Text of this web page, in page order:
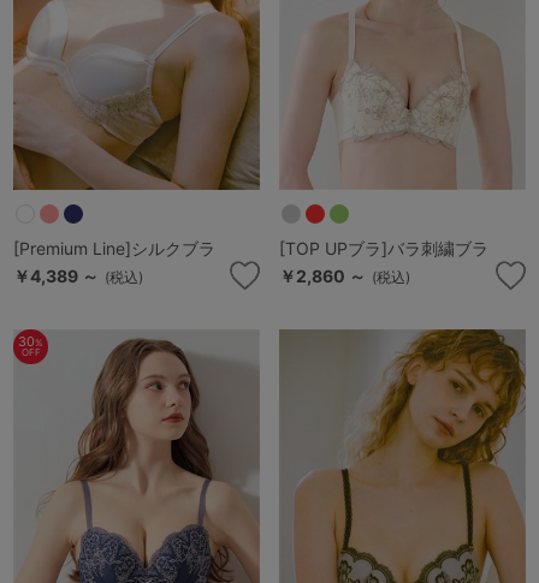
[Premium Line]シルクブラ
￥4,389 ～ (税込)
[TOP UPブラ]バラ刺繍ブラ
￥2,860 ～ (税込)
30%
OFF